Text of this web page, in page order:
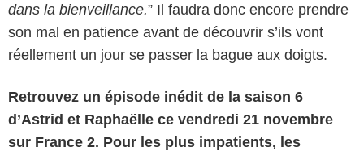
dans la bienveillance.” Il faudra donc encore prendre
son mal en patience avant de découvrir s’ils vont
réellement un jour se passer la bague aux doigts.
Retrouvez un épisode inédit de la saison 6
d’Astrid et Raphaëlle ce vendredi 21 novembre
sur France 2. Pour les plus impatients, les